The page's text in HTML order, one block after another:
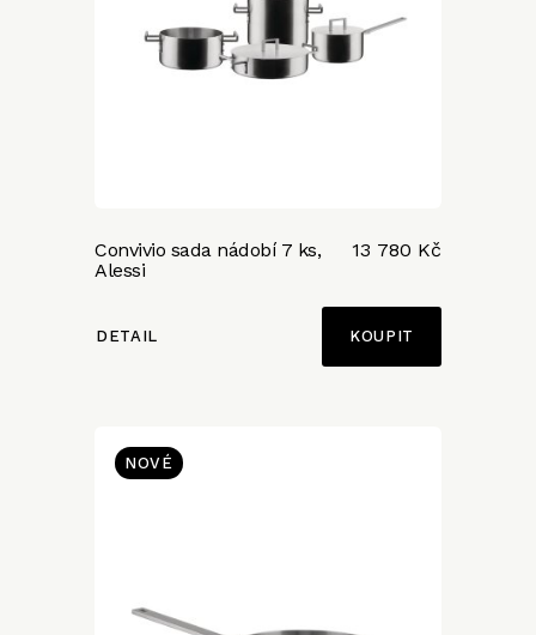
Convivio sada nádobí 7 ks,
Alessi
13 780 Kč
DETAIL
NOVÉ